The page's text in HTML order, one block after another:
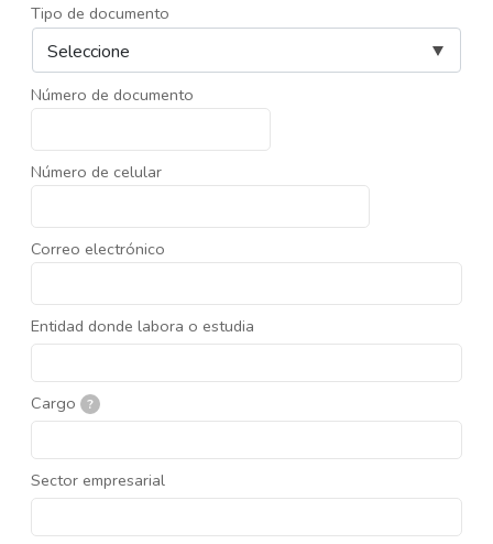
Tipo de documento
Número de documento
Número de celular
Correo electrónico
Entidad donde labora o estudia
Cargo ?
Sector empresarial